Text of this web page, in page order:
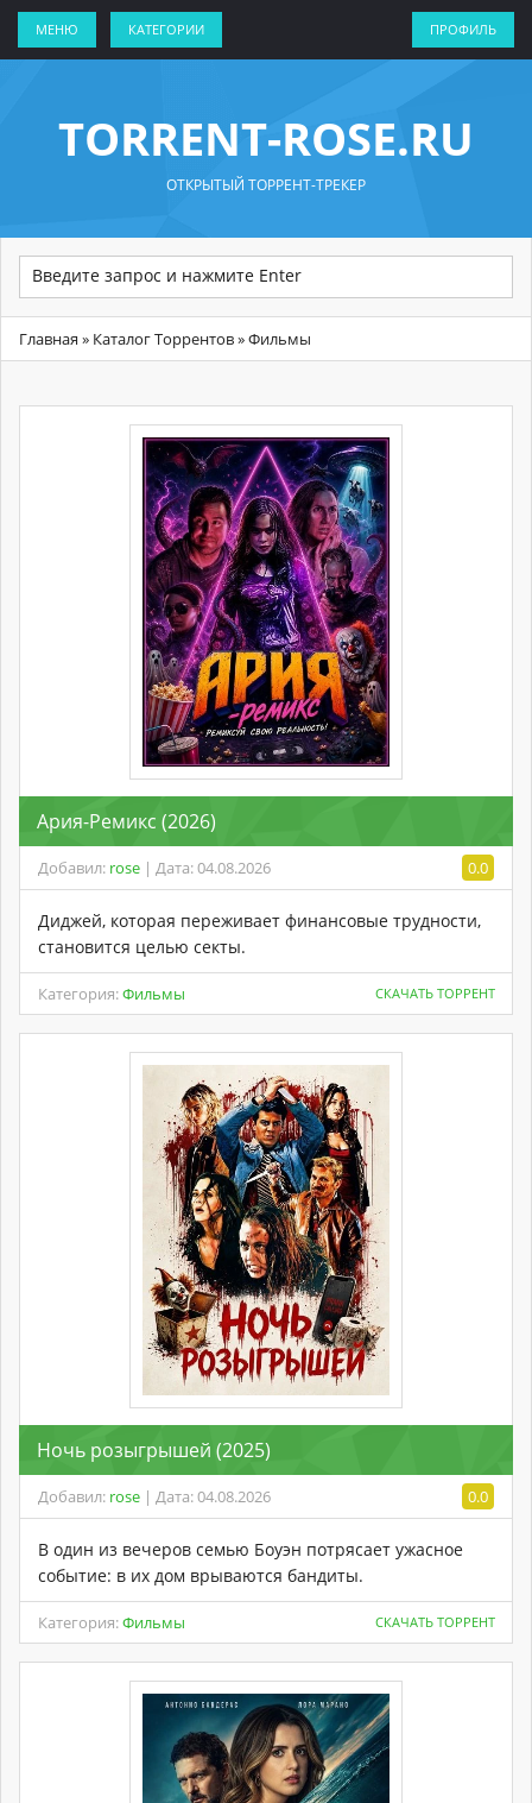
МЕНЮ КАТЕГОРИИ ПРОФИЛЬ
TORRENT-ROSE.RU
ОТКРЫТЫЙ ТОРРЕНТ-ТРЕКЕР
Главная » Каталог Торрентов» Фильмы
Ария-Ремикс (2026)
Добавил: rose | Дата: 04.08.2026 0.0
Диджей, которая переживает финансовые трудности,
становится целью секты.
Категория:Фильмы СКАЧАТЬ ТОРРЕНТ
Ночь розыгрышей (2025)
Добавил: rose | Дата: 04.08.2026 0.0
В один из вечеров семью Боуэн потрясает ужасное
событие: в их дом врываются бандиты.
Категория:Фильмы СКАЧАТЬ ТОРРЕНТ